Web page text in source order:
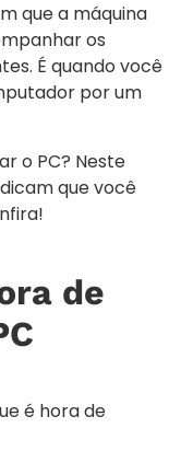
que a máquina
os
É quando você
por um
o PC? Neste
que você
de
é hora de